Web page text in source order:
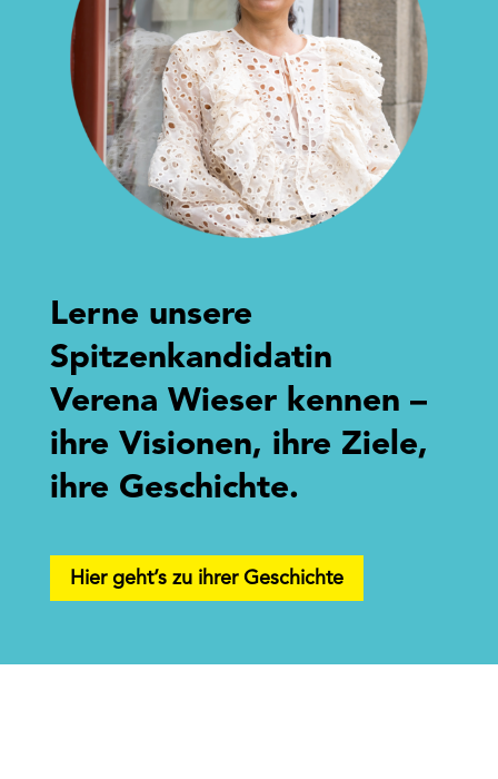
Lerne unsere
Spitzenkandidatin
Verena Wieser kennen –
ihre Visionen, ihre Ziele,
ihre Geschichte.
Hier geht’s zu ihrer Geschichte